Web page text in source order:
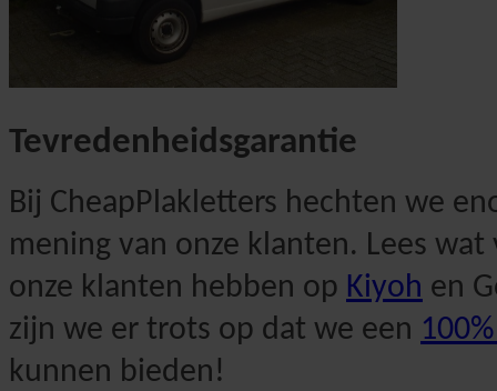
Tevredenheidsgarantie
Bij CheapPlakletters hechten we
mening van onze klanten. Lees
onze klanten hebben op Kiyoh en
zijn we er trots op dat we een
kunnen bieden!